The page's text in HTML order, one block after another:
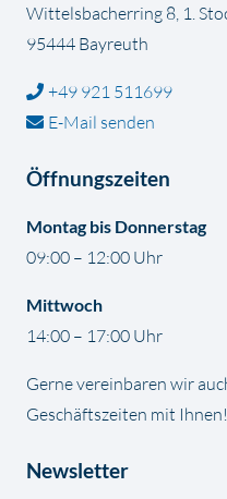
Wittelsbacherring 8, 1.
95444 Bayreuth
+49 921 511699
E-Mail senden
Öffnungszeiten
Montag bis Donnerstag
09:00 – 12:00 Uhr
Mittwoch
14:00 – 17:00 Uhr
Gerne vereinbaren wir
Geschäftszeiten mit Ihnen!
Newsletter